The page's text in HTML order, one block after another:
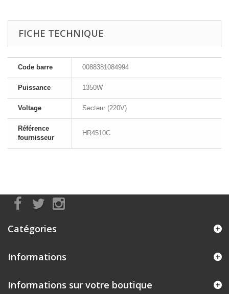
FICHE TECHNIQUE
Code barre 0088381084994
Puissance 1350W
Voltage Secteur (220V)
Référence
fournisseur
HR4510C
Catégories
Informations
Informations sur votre boutique